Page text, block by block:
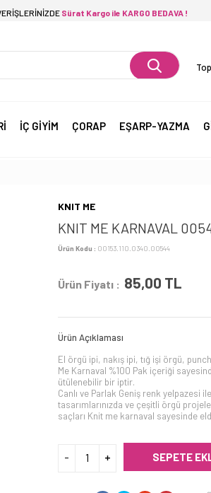
Sürat Kargo ile KARGO BEDAVA !
İÇ GİYİM ÇORAP EŞARP-YAZMA
KNIT ME
KNIT ME KARNAVAL
Ürün Kodu : 00153.110.0340.00544
Ürün Fiyatı : 85,00 TL
Ürün Açıklaması
El örgü ipi, nakış ipi, tığ işi örgü,
Me Karnaval %100 Pak içeriği
ütülenebilir bir iptir.
Canlı ve Parlak Geniş renk yelpazesi
tasarımlarınızda ve çeşitli örgü
saçları Knit me karnaval sayesinde
SEPETE